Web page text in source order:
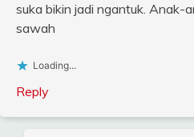
suka bikin jadi ngantuk. Anak-
sawah
Loading...
Reply